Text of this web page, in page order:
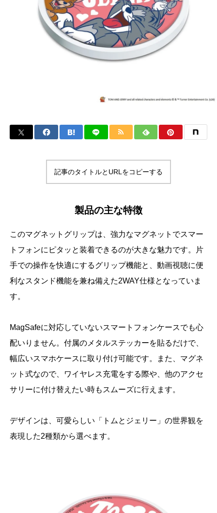
記事のタイトルとURLをコピーする
製品の主な特徴
このマグネットグリップは、強力なマグネットでスマー
トフォンにピタッと装着できるのが大きな魅力です。片
手での操作を快適にするグリップ機能と、動画視聴に便
利なスタンド機能を兼ね備えた2WAY仕様となっていま
す。
MagSafeに対応していないスマートフォンケースでも心
配いりません。付属のメタルステッカーを貼るだけで、
幅広いスマホケースに取り付け可能です。また、マグネ
ット式なので、ワイヤレス充電をする際や、他のアクセ
サリーに付け替えたい時もスムーズに行えます。
デザインは、可愛らしい「トムとジェリー」の世界観を
表現した2種類から選べます。